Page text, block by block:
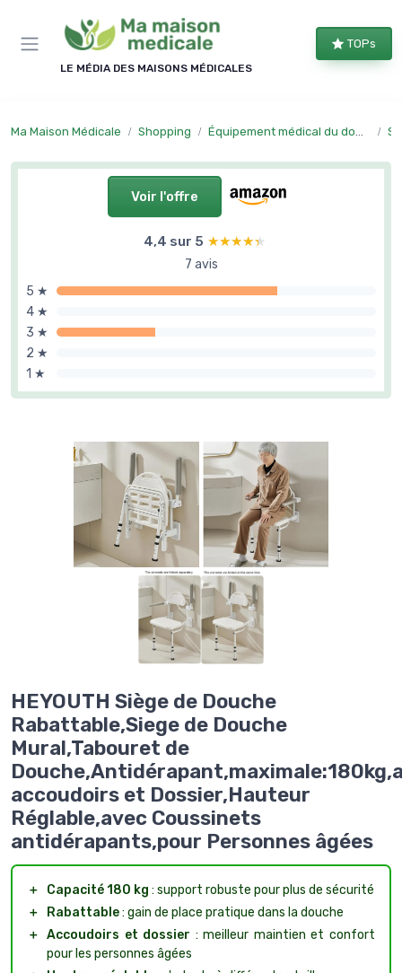
LE MÉDIA DES MAISONS MÉDICALES
TOPs
Ma Maison Médicale Shopping Équipement médical du domicile
Voir l'offre
4,4 sur 5 ★★★★★
★★★★★
7 avis
5 ★
4 ★
3 ★
2 ★
1 ★
HEYOUTH Siège de Douche
Rabattable,Siege de Douche
Mural,Tabouret de
accoudoirs et Dossier,Hauteur
Réglable,avec Coussinets
antidérapants,pour Personnes âgées
＋ Capacité 180 kg : support robuste pour plus de sécurité
＋
Rabattable: gain de place pratique dans la douche
＋ Accoudoirs et dossier : meilleur maintien et confort
pour les personnes âgées